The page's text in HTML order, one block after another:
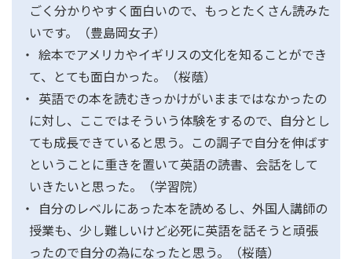
ごく分かりやすく面白いので、もっとたくさん読みた
いです。（豊島岡女子）
絵本でアメリカやイギリスの文化を知ることができ
て、とても面白かった。（桜蔭）
英語での本を読むきっかけがいままではなかったの
に対し、ここではそういう体験をするので、自分とし
ても成長できていると思う。この調子で自分を伸ばす
ということに重きを置いて英語の読書、会話をして
いきたいと思った。（学習院）
自分のレベルにあった本を読めるし、外国人講師の
授業も、少し難しいけど必死に英語を話そうと頑張
ったので自分の為になったと思う。（桜蔭）